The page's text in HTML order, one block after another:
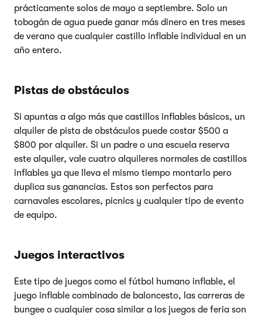
prácticamente solos de mayo a septiembre. Solo un
tobogán de agua puede ganar más dinero en tres meses
de verano que cualquier castillo inflable individual en un
año entero.
Pistas de obstáculos
Si apuntas a algo más que castillos inflables básicos, un
alquiler de pista de obstáculos puede costar $500 a
$800 por alquiler. Si un padre o una escuela reserva
este alquiler, vale cuatro alquileres normales de castillos
inflables ya que lleva el mismo tiempo montarlo pero
duplica sus ganancias. Estos son perfectos para
carnavales escolares, picnics y cualquier tipo de evento
de equipo.
Juegos interactivos
Este tipo de juegos como el fútbol humano inflable, el
juego inflable combinado de baloncesto, las carreras de
bungee o cualquier cosa similar a los juegos de feria son